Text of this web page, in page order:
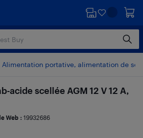
Alimentation portative, alimentation de
acide scellée AGM 12 V 12 A,
Web : 19932686